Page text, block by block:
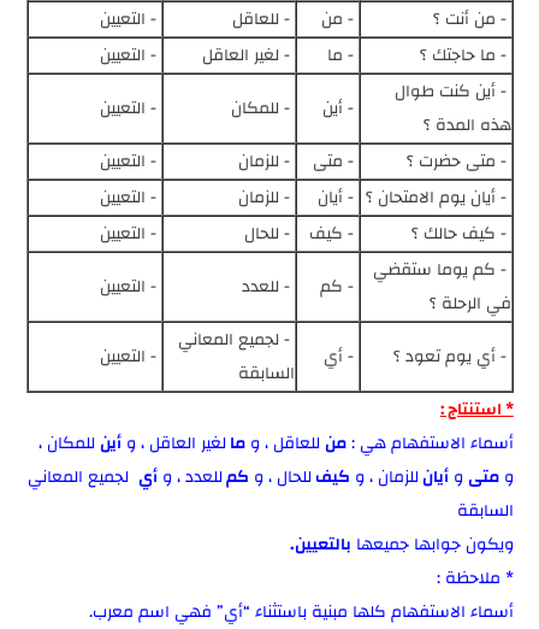
- من أنت ؟ - من - للعاقل
- التعيين
- ما حاجتك ؟
- ما - لغير العاقل
- التعيين
- أين كنت طوال
هذه المدة ؟
- أين - للمكان
- التعيين
- متى حضرت ؟
- متى - للزمان
- التعيين
- أيان يوم الامتحان ؟ - أيان - للزمان
- التعيين
- كيف حالك ؟
- كيف - للحال
- التعيين
- كم يوما ستقضي
في الرحلة ؟
- كم - للعدد - التعيين
- أي يوم تعود ؟ - أي
- لجميع المعاني
السابقة
- التعيين
* استنتاج :
أسماء الاستفهام هي :من للعاقل ، ومالغير العاقل ، وأين للمكان ،
ومتى وأيانللزمان ، و كيفللحال ، و كمللعدد ، وأي لجميع المعاني
السابقة
ويكون جوابها جميعها بالتعيين.
* ملاحظة :
أسماء الاستفهام كلها مبنية باستثناء “أي” فهي اسم معرب.